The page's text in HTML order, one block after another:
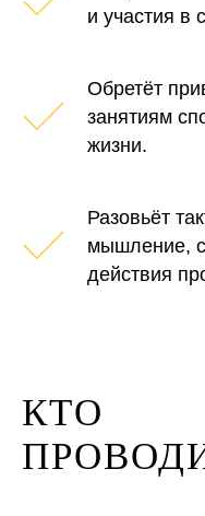
и участия в
Обретёт
занятиям
жизни.
Разовьёт
мышление,
действия
КТО